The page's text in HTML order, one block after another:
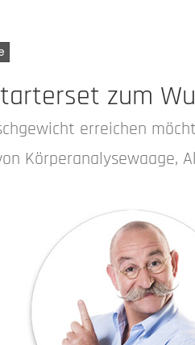
zum
erreichen
Körperanalysewaage,